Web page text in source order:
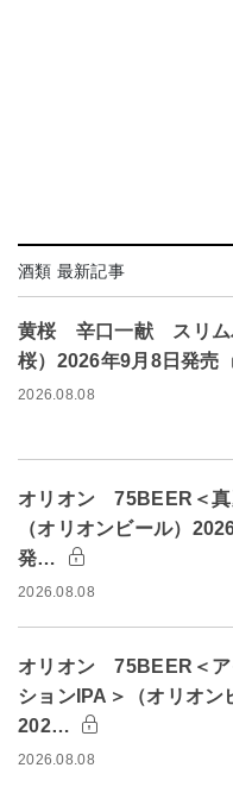
酒類 最新記事
黄桜 辛口一献 スリム
桜）2026年9月8日発売
2026.08.08
オリオン 75BEER＜真
（オリオンビール）
発…
2026.08.08
オリオン 75BEER＜ア
ションIPA＞（オリオン
202…
2026.08.08